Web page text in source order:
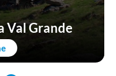
Val Grande